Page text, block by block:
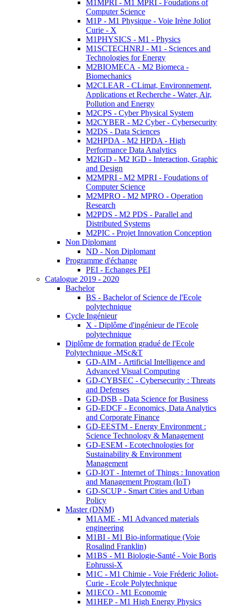
M1MPRI - M1 MPRI - Foudations of
Computer Science
M1P - M1 Physique - Voie Irène Joliot
Curie - X
M1PHYSICS - M1 - Physics
M1SCTECHNRJ - M1 - Sciences and
Technologies for Energy
M2BIOMECA - M2 Biomeca -
Biomechanics
M2CLEAR - CLimat, Environnement,
Applications et Recherche - Water, Air,
Pollution and Energy
M2CPS - Cyber Physical System
M2CYBER - M2 Cyber - Cybersecurity
M2DS - Data Sciences
M2HPDA - M2 HPDA - High
Performance Data Analytics
M2IGD - M2 IGD - Interaction, Graphic
and Design
M2MPRI - M2 MPRI - Foudations of
Computer Science
M2MPRO - M2 MPRO - Operation
Research
M2PDS - M2 PDS - Parallel and
Distributed Systems
M2PIC - Projet Innovation Conception
Non Diplomant
ND - Non Diplomant
Programme d'échange
PEI - Echanges PEI
Catalogue 2019 - 2020
Bachelor
BS - Bachelor of Science de l'Ecole
polytechnique
Cycle Ingénieur
X - Diplôme d'ingénieur de l'Ecole
polytechnique
Diplôme de formation gradué de l'Ecole
Polytechnique -MSc&T
GD-AIM - Artificial Intelligence and
Advanced Visual Computing
GD-CYBSEC - Cybersecurity : Threats
and Defenses
GD-DSB - Data Science for Business
GD-EDCF - Economics, Data Analytics
and Corporate Finance
GD-EESTM - Energy Environment :
Science Technology & Management
GD-ESEM - Ecotechnologies for
Sustainability & Environment
Management
GD-IOT - Internet of Things : Innovation
and Management Program (IoT)
GD-SCUP - Smart Cities and Urban
Policy
Master (DNM)
M1AME - M1 Advanced materials
engineering
M1BI - M1 Bio-informatique (Voie
Rosalind Franklin)
M1BS - M1 Biologie-Santé - Voie Boris
Ephrussi-X
M1C - M1 Chimie - Voie Fréderic Joliot-
Curie - Ecole Polytechnique
M1ECO - M1 Economie
M1HEP - M1 High Energy Physics